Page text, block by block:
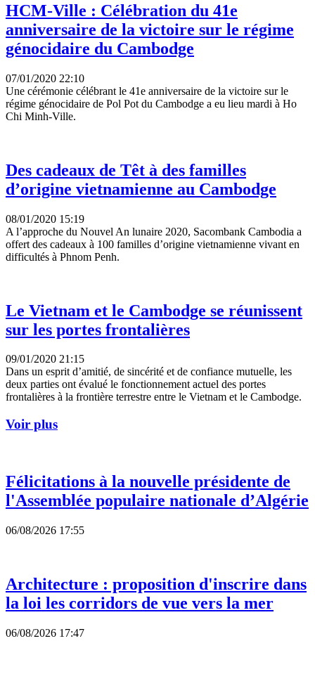
HCM-Ville : Célébration du 41e
anniversaire de la victoire sur le régime
génocidaire du Cambodge
07/01/2020 22:10
Une cérémonie célébrant le 41e anniversaire de la victoire sur le
régime génocidaire de Pol Pot du Cambodge a eu lieu mardi à Ho
Chi Minh-Ville.
Des cadeaux de Têt à des familles
d’origine vietnamienne au Cambodge
08/01/2020 15:19
A l’approche du Nouvel An lunaire 2020, Sacombank Cambodia a
offert des cadeaux à 100 familles d’origine vietnamienne vivant en
difficultés à Phnom Penh.
Le Vietnam et le Cambodge se réunissent
sur les portes frontalières
09/01/2020 21:15
Dans un esprit d’amitié, de sincérité et de confiance mutuelle, les
deux parties ont évalué le fonctionnement actuel des portes
frontalières à la frontière terrestre entre le Vietnam et le Cambodge.
Voir plus
Félicitations à la nouvelle présidente de
l'Assemblée populaire nationale d’Algérie
06/08/2026 17:55
Architecture : proposition d'inscrire dans
la loi les corridors de vue vers la mer
06/08/2026 17:47